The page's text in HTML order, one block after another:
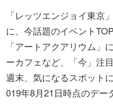
「レッツエンジョイ東京
に、今話題のイベント
「アートアクアリウム」
ーカフェなど、「今」注
週末、気になるスポット
019年8月21日時点のデー